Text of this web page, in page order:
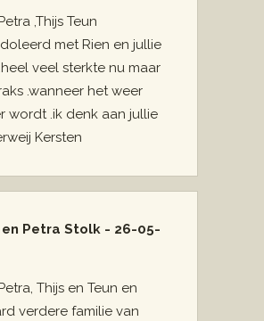
,Thijs Teun
met Rien en jullie
veel sterkte nu maar
.wanneer het weer
wordt .ik denk aan jullie
Kersten
en Petra Stolk - 26-05-
Thijs en Teun en
verdere familie van